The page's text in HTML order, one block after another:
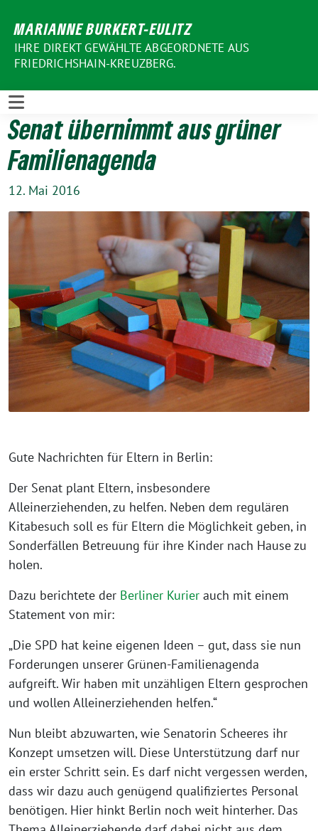
zum
Inhalt
MARIANNE BURKERT-EULITZ
IHRE DIREKT GEWÄHLTE ABGEORDNETE AUS
FRIEDRICHSHAIN-KREUZBERG.
Senat übernimmt aus grüner
Familienagenda
12. Mai 2016
Gute Nachrichten für Eltern in Berlin:
Der Senat plant Eltern, insbesondere
Alleinerziehenden, zu helfen. Neben dem regulären
Kitabesuch soll es für Eltern die Möglichkeit geben, in
Sonderfällen Betreuung für ihre Kinder nach Hause zu
holen.
Dazu berichtete der Berliner Kurier auch mit einem
Statement von mir:
„Die SPD hat keine eigenen Ideen – gut, dass sie nun
Forderungen unserer Grünen-Familienagenda
aufgreift. Wir haben mit unzähligen Eltern gesprochen
und wollen Alleinerziehenden helfen.“
Nun bleibt abzuwarten, wie Senatorin Scheeres ihr
Konzept umsetzen will. Diese Unterstützung darf nur
ein erster Schritt sein. Es darf nicht vergessen werden,
dass wir dazu auch genügend qualifiziertes Personal
benötigen. Hier hinkt Berlin noch weit hinterher. Das